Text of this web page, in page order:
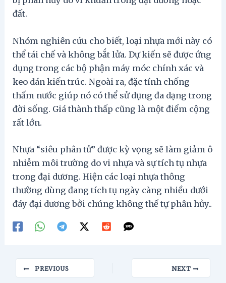
đất.
Nhóm nghiên cứu cho biết, loại nhựa mới này có
thể tái chế và không bắt lửa. Dự kiến sẽ được ứng
dụng trong các bộ phận máy móc chính xác và
keo dán kiến trúc. Ngoài ra, đặc tính chống
thấm nước giúp nó có thể sử dụng đa dạng trong
đời sống. Giá thành thấp cũng là một điểm cộng
rất lớn.
Nhựa “siêu phân tử” được kỳ vọng sẽ làm giảm ô
nhiễm môi trường do vi nhựa và sự tích tụ nhựa
trong đại dương. Hiện các loại nhựa thông
thường dùng đang tích tụ ngày càng nhiều dưới
đáy đại dương bởi chúng không thể tự phân hủy..
navigation
PREVIOUS NEXT